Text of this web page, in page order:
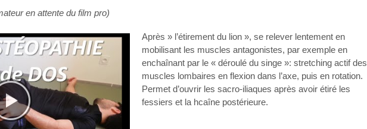
en attente du film pro)
Après » l’étirement du lion », se relever lentement en
mobilisant les muscles antagonistes, par exemple en
enchaînant par le « déroulé du singe »: stretching actif des
muscles lombaires en flexion dans l’axe, puis en rotation.
Permet d’ouvrir les sacro-iliaques après avoir étiré les
fessiers et la hcaîne postérieure.